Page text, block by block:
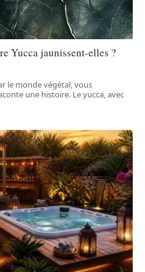
Yucca jaunissent-elles ?
le monde végétal, vous
une histoire. Le yucca, avec